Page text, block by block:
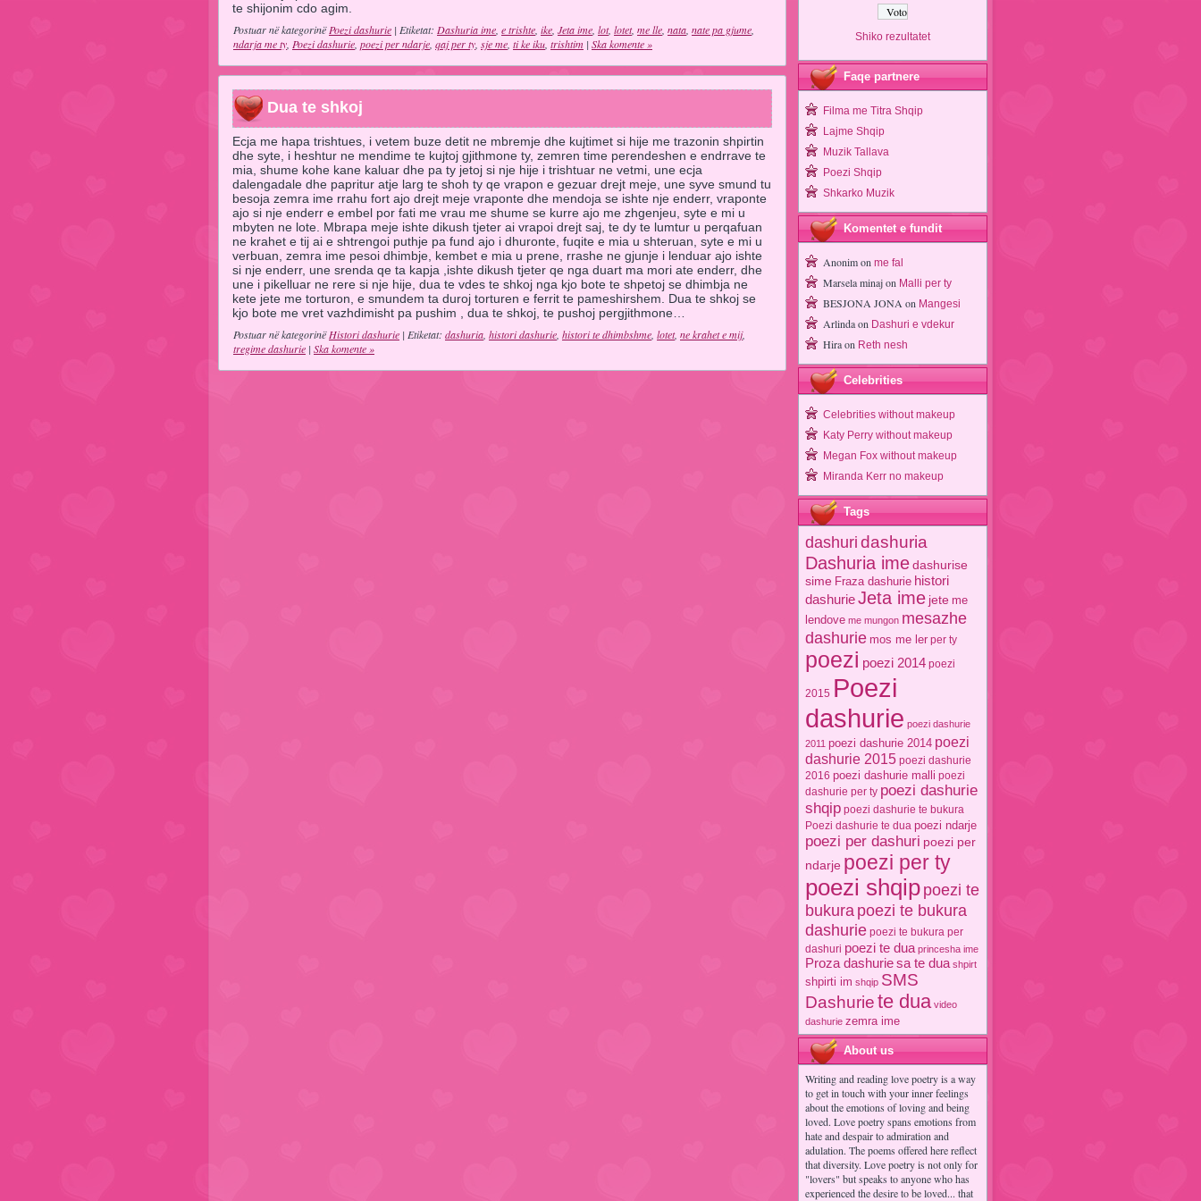
te shijonim cdo agim.
Postuar në kategorinëPoezi dashurie | Etiketat: Dashuria ime e trishte ike Jeta ime lot, lotet, me lle nata nate pa gjume
ndarja me ty Poezi dashurie poezi per ndarje qaj per ty sje me ti ke iku trishtim | Ska komente »
Dua te shkoj
Ecja me hapa trishtues, i vetem buze detit ne mbremje dhe kujtimet si hije me trazonin shpirtin
dhe syte, i heshtur ne mendime te kujtoj gjithmone ty, zemren time perendeshen e endrrave te
mia, shume kohe kane kaluar dhe pa ty jetoj si nje hije i trishtuar ne vetmi, une ecja
dalengadale dhe papritur atje larg te shoh ty qe vrapon e gezuar drejt meje, une syve smund tu
besoja zemra ime rrahu fort ajo drejt meje vraponte dhe mendoja se ishte nje enderr, vraponte
ajo si nje enderr e embel por fati me vrau me shume se kurre ajo me zhgenjeu, syte e mi u
mbyten ne lote. Mbrapa meje ishte dikush tjeter ai vrapoi drejt saj, te dy te lumtur u perqafuan
ne krahet e tij ai e shtrengoi puthje pa fund ajo i dhuronte, fuqite e mia u shteruan, syte e mi u
verbuan, zemra ime pesoi dhimbje, kembet e mia u prene, rrashe ne gjunje i lenduar ajo ishte
si nje enderr, une srenda qe ta kapja ,ishte dikush tjeter qe nga duart ma mori ate enderr, dhe
une i pikelluar ne rere si nje hije, dua te vdes te shkoj nga kjo bote te shpetoj se dhimbja ne
kete jete me torturon, e smundem ta duroj torturen e ferrit te pameshirshem. Dua te shkoj se
kjo bote me vret vazhdimisht pa pushim , dua te shkoj, te pushoj pergjithmone…
Postuar në kategorinëHistori dashurie | Etiketat: dashuria, histori dashurie, histori te dhimbshme, lotet, ne krahet e mij,
tregime dashurie | Ska komente »
Shiko rezultatet
Faqe partnere
Filma me Titra Shqip
Lajme Shqip
Muzik Tallava
Poezi Shqip
Shkarko Muzik
Komentet e fundit
Anonimon me fal
Marsela minajon Malli per ty
BESJONA JONA on Mangesi
Arlindaon Dashuri e vdekur
Hiraon Reth nesh
Celebrities
Celebrities without makeup
Katy Perry without makeup
Megan Fox without makeup
Miranda Kerr no makeup
Tags
dashuridashuria
Dashuria imedashurise
sime Fraza dashurie histori
dashurieJeta ime jete me
lendove me mungon mesazhe
dashurie mos me ler per ty
poezi poezi 2014 poezi
2015 Poezi
dashurie poezi dashurie
2011 poezi dashurie 2014 poezi
dashurie 2015 poezi dashurie
2016 poezi dashurie malli poezi
dashurie per ty poezi dashurie
shqip poezi dashurie te bukura
Poezi dashurie te dua poezi ndarje
poezi per dashuri poezi per
ndarje poezi per ty
poezi shqip poezi te
bukura poezi te bukura
dashurie poezi te bukura per
dashuri poezi te dua princesha ime
Proza dashuriesa te dua shpirt
shpirti im shqip SMS
Dashuriete dua video
dashurie zemra ime
About us
Writing and reading love poetry is a way
to get in touch with your inner feelings
about the emotions of loving and being
loved. Love poetry spans emotions from
hate and despair to admiration and
adulation. The poems offered here reflect
that diversity. Love poetry is not only for
"lovers" but speaks to anyone who has
experienced the desire to be loved... that